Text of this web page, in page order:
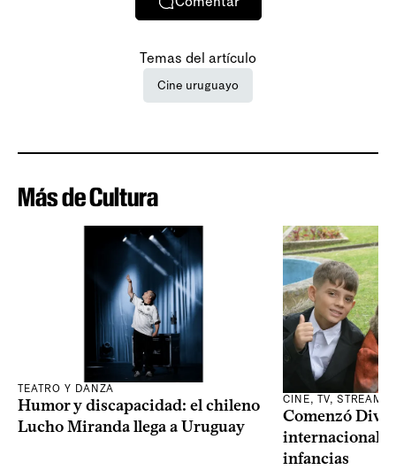
Temas del artículo
Cine uruguayo
Más de Cultura
TEATRO Y DANZA
Humor y discapacidad: el chileno
Lucho Miranda llega a Uruguay
CINE, TV,
Comenzó
internacional
infancias